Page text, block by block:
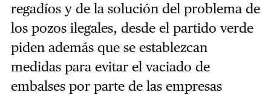
regadíos y de la solución del problema de
los pozos ilegales, desde el partido verde
piden además que se establezcan
medidas para evitar el vaciado de
embalses por parte de las empresas